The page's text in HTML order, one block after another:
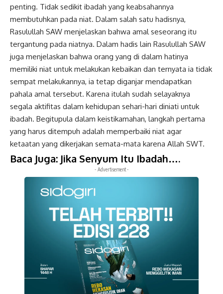
penting. Tidak sedikit ibadah yang keabsahannya
membutuhkan pada niat. Dalam salah satu hadisnya,
Rasulullah SAW menjelaskan bahwa amal seseorang itu
tergantung pada niatnya. Dalam hadis lain Rasulullah SAW
juga menjelaskan bahwa orang yang di dalam hatinya
memiliki niat untuk melakukan kebaikan dan ternyata ia tidak
sempat melakukannya, ia tetap diganjar mendapatkan
pahala amal tersebut. Karena itulah sudah selayaknya
segala aktifitas dalam kehidupan sehari-hari diniati untuk
ibadah. Begitupula dalam keistikamahan, langkah pertama
yang harus ditempuh adalah memperbaiki niat agar
ketaatan yang dikerjakan semata-mata karena Allah SWT.
Baca Juga: Jika Senyum Itu Ibadah….
- Advertisement -